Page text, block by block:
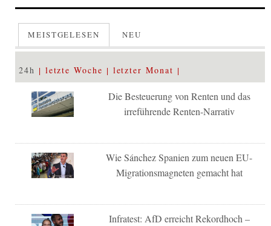
MEISTGELESEN NEU
24h letzte Woche letzter Monat
Die Besteuerung von Renten und das
irreführende Renten-Narrativ
Wie Sánchez Spanien zum neuen EU-
Migrationsmagneten gemacht hat
Infratest: AfD erreicht Rekordhoch –